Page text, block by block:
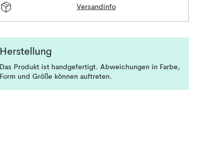
Versandinfo
Herstellung
Das Produkt ist handgefertigt. Abweichungen in Farbe,
Form und Größe können auftreten.